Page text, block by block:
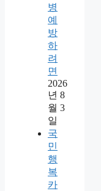
병
예
방
하
려
면
2026
년 8
월 3
일
국
민
행
복
카